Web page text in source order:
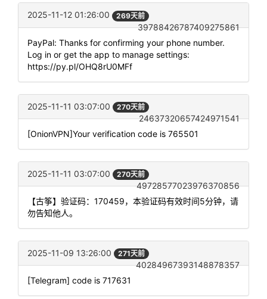
2025-11-12 01:26:00 269天前
39788426787409275861
PayPal: Thanks for confirming your phone number.
Log in or get the app to manage settings:
https://py.pl/OHQ8rU0MFf
2025-11-11 03:07:00 270天前
24637320657424971541
[OnionVPN]Your verification code is 765501
2025-11-11 03:07:00 270天前
49728577023976370856
【古筝】验证码：170459，本验证码有效时间5分钟，请
勿告知他人。
2025-11-09 13:26:00 271天前
40284967393148878357
[Telegram] code is 717631